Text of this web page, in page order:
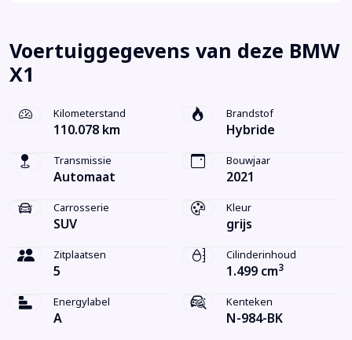
Voertuiggegevens van deze BMW
X1
Kilometerstand
110.078 km
Brandstof
Hybride
Transmissie
Automaat
Bouwjaar
2021
Carrosserie
SUV
Kleur
grijs
Zitplaatsen
5
Cilinderinhoud
1.499 cm3
Energylabel
A
Kenteken
N-984-BK